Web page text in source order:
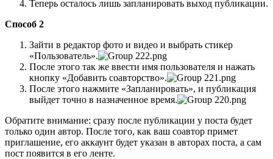
Теперь осталось лишь запланировать выход публикации.
Способ 2
Зайти в редактор фото и видео и выбрать стикер
«Пользователь».
После этого так же ввести имя пользователя и нажать
кнопку «Добавить соавторство».
После этого нажмите «Запланировать», и публикация
выйдет точно в назначенное время.
Обратите внимание: сразу после публикации у поста будет
только один автор. После того, как ваш соавтор примет
приглашение, его аккаунт будет указан в авторах поста, а сам
пост появится в его ленте.